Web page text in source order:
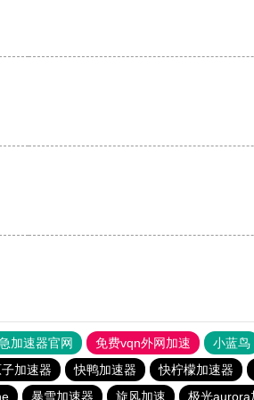
加速器官网 免费vqn外网加速 小蓝鸟
子加速器 快鸭加速器 快柠檬加速器
暴雪加速器 旋风加速 极光aurora